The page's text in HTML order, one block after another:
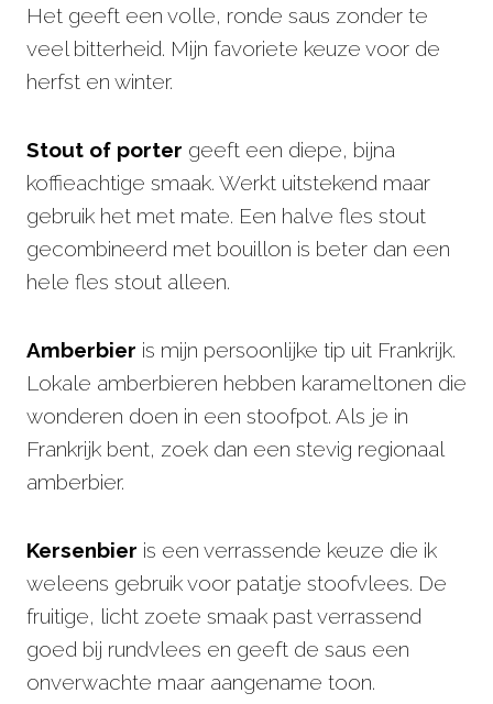
Het geeft een volle, ronde saus zonder te
veel bitterheid. Mijn favoriete keuze voor de
herfst en winter.
Stout of porter geeft een diepe, bijna
koffieachtige smaak. Werkt uitstekend maar
gebruik het met mate. Een halve fles stout
gecombineerd met bouillon is beter dan een
hele fles stout alleen.
Amberbier is mijn persoonlijke tip uit Frankrijk.
Lokale amberbieren hebben karameltonen die
wonderen doen in een stoofpot. Als je in
Frankrijk bent, zoek dan een stevig regionaal
amberbier.
Kersenbier is een verrassende keuze die ik
weleens gebruik voor patatje stoofvlees. De
fruitige, licht zoete smaak past verrassend
goed bij rundvlees en geeft de saus een
onverwachte maar aangename toon.